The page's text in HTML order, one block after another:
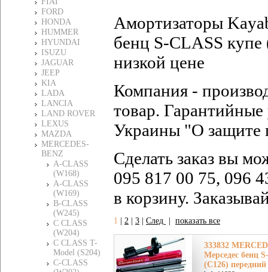
FORD
HONDA
HUMMER
HYUNDAI
ISUZU
JAGUAR
JEEP
KIA
LADA
LANCIA
LAND ROVER
LEXUS
MAZDA
MERCEDES-
BENZ
A-CLASS
(W168)
A-CLASS
(W169)
B-CLASS
(W245)
C CLASS
(W204)
C CLASS T-
Model (S204)
C-CLASS
Амортизаторы
бенц S-CLASS
низкой цене
Компания -
товар. Гарантийные
Украины "О защите
Сделать заказ вы
095 817 00 75, 096
в корзину.
1 2 3 След показать все
333832
Мерседес бенц
(C126)